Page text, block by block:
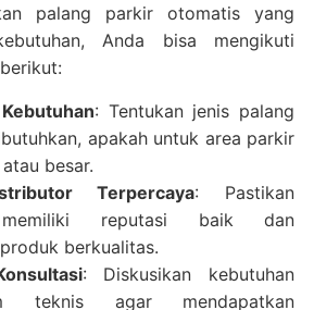
palang parkir otomatis yang
Anda bisa mengikuti
: Tentukan jenis palang
apakah untuk area parkir
besar.
Terpercaya: Pastikan
reputasi baik dan
berkualitas.
: Diskusikan kebutuhan
teknis agar mendapatkan